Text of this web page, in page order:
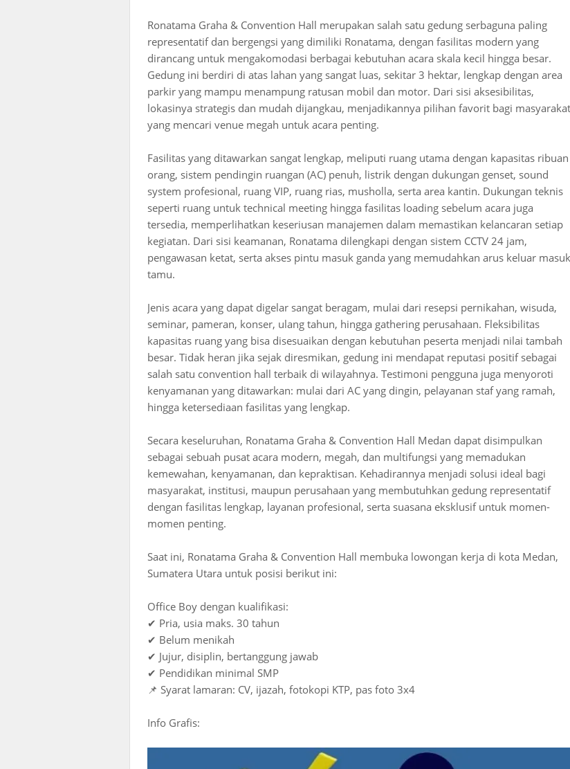
Ronatama Graha & Convention Hall merupakan salah satu gedung serbaguna paling
representatif dan bergengsi yang dimiliki Ronatama, dengan fasilitas modern yang
dirancang untuk mengakomodasi berbagai kebutuhan acara skala kecil hingga besar.
Gedung ini berdiri di atas lahan yang sangat luas, sekitar 3 hektar, lengkap dengan area
parkir yang mampu menampung ratusan mobil dan motor. Dari sisi aksesibilitas,
lokasinya strategis dan mudah dijangkau, menjadikannya pilihan favorit bagi masyarakat
yang mencari venue megah untuk acara penting.
Fasilitas yang ditawarkan sangat lengkap, meliputi ruang utama dengan kapasitas ribuan
orang, sistem pendingin ruangan (AC) penuh, listrik dengan dukungan genset, sound
system profesional, ruang VIP, ruang rias, musholla, serta area kantin. Dukungan teknis
seperti ruang untuk technical meeting hingga fasilitas loading sebelum acara juga
tersedia, memperlihatkan keseriusan manajemen dalam memastikan kelancaran setiap
kegiatan. Dari sisi keamanan, Ronatama dilengkapi dengan sistem CCTV 24 jam,
pengawasan ketat, serta akses pintu masuk ganda yang memudahkan arus keluar masuk
tamu.
Jenis acara yang dapat digelar sangat beragam, mulai dari resepsi pernikahan, wisuda,
seminar, pameran, konser, ulang tahun, hingga gathering perusahaan. Fleksibilitas
kapasitas ruang yang bisa disesuaikan dengan kebutuhan peserta menjadi nilai tambah
besar. Tidak heran jika sejak diresmikan, gedung ini mendapat reputasi positif sebagai
salah satu convention hall terbaik di wilayahnya. Testimoni pengguna juga menyoroti
kenyamanan yang ditawarkan: mulai dari AC yang dingin, pelayanan staf yang ramah,
hingga ketersediaan fasilitas yang lengkap.
Secara keseluruhan, Ronatama Graha & Convention Hall Medan dapat disimpulkan
sebagai sebuah pusat acara modern, megah, dan multifungsi yang memadukan
kemewahan, kenyamanan, dan kepraktisan. Kehadirannya menjadi solusi ideal bagi
masyarakat, institusi, maupun perusahaan yang membutuhkan gedung representatif
dengan fasilitas lengkap, layanan profesional, serta suasana eksklusif untuk momen-
momen penting.
Saat ini, Ronatama Graha & Convention Hall membuka lowongan kerja di kota Medan,
Sumatera Utara untuk posisi berikut ini:
Office Boy dengan kualifikasi:
✔ Pria, usia maks. 30 tahun
✔ Belum menikah
✔ Jujur, disiplin, bertanggung jawab
✔ Pendidikan minimal SMP
📌 Syarat lamaran: CV, ijazah, fotokopi KTP, pas foto 3x4
Info Grafis: